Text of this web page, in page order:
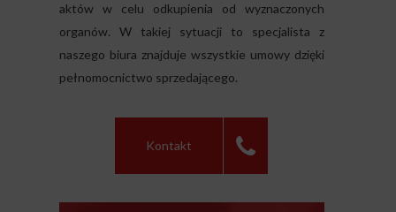
aktów w celu odkupienia od wyznaczonych
organów. W takiej sytuacji to specjalista z
naszego biura znajduje wszystkie umowy dzięki
pełnomocnictwo sprzedającego.
Kontakt